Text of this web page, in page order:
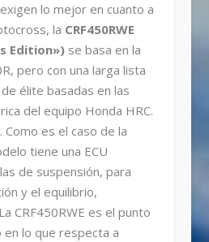
lo mejor en cuanto a
la CRF450RWE
Edition»)se basa en la
pero con una larga lista
élite basadas en las
del equipo Honda HRC.
es el caso de la
tiene una ECU
de suspensión, para
y el equilibrio,
CRF450RWE es el punto
lo que respecta a